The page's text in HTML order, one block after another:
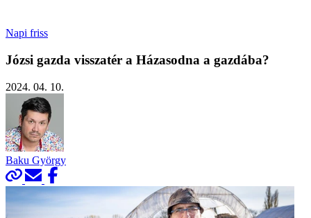
Napi friss
Józsi gazda visszatér a Házasodna a gazdába?
2024. 04. 10.
Baku György